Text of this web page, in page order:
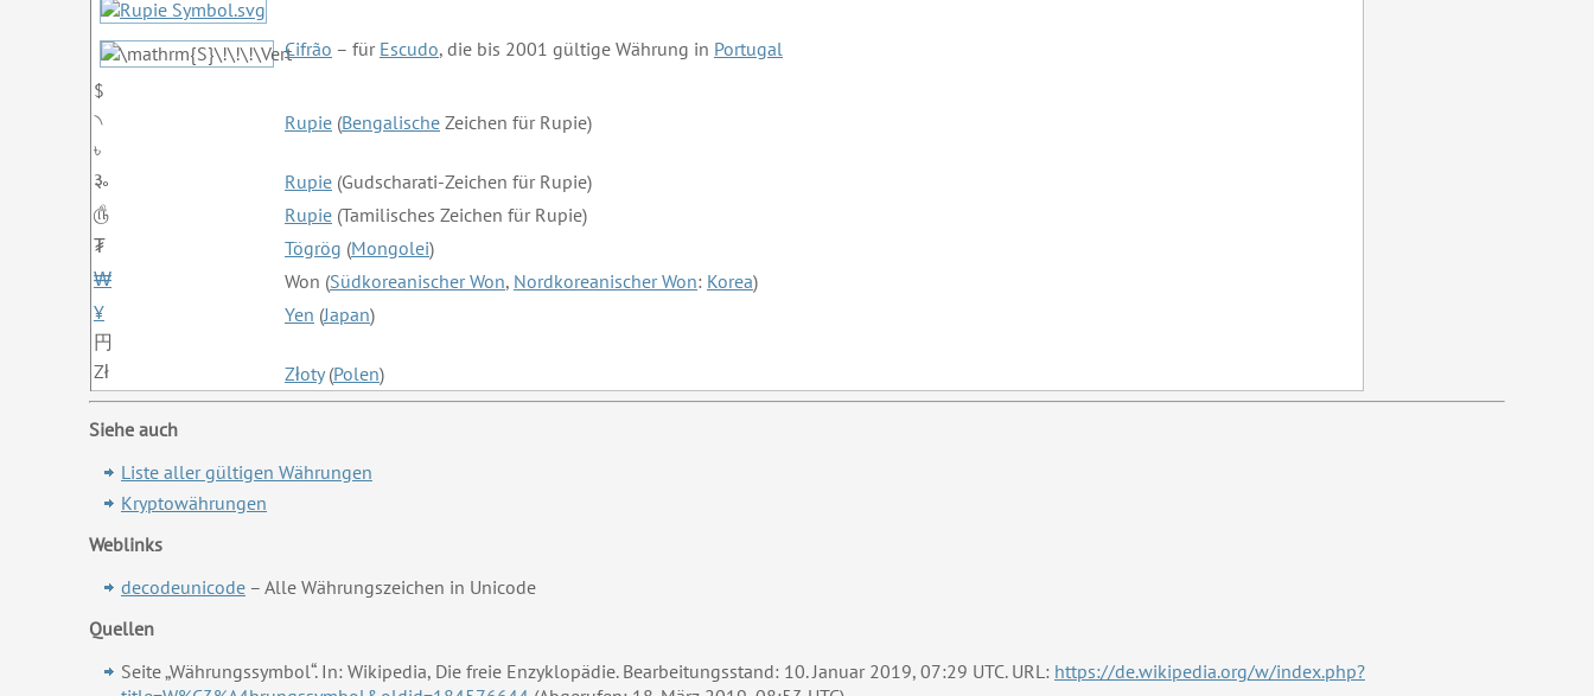
Cifrão – für Escudo, die bis 2001 gültige Währung in Portugal
$
৲
Rupie (Bengalische Zeichen für Rupie)
৳
૱
Rupie (Gudscharati-Zeichen für Rupie)
௹
Rupie (Tamilisches Zeichen für Rupie)
₮
Tögrög (Mongolei)
₩
Won (Südkoreanischer Won, Nordkoreanischer Won: Korea)
¥
Yen (Japan)
円
Zł
Złoty(Polen)
Siehe auch
Liste aller gültigen Währungen
Kryptowährungen
Weblinks
decodeunicode – Alle Währungszeichen in Unicode
Quellen
Seite „Währungssymbol“. In: Wikipedia, Die freie Enzyklopädie. Bearbeitungsstand: 10. Januar 2019, 07:29 UTC. URL: https://de.wikipedia.org/w/index.php?